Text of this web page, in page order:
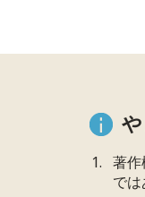
著
では